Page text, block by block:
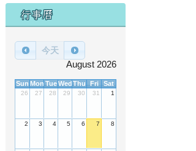
行事曆
今天
August 2026
Sun Mon Tue Wed Thu Fri Sat
26 27 28 29 30 31 1
2 3 4 5 6 7 8